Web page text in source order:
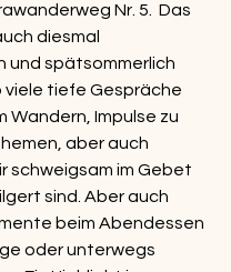
Nr. 5.  Das
diesmal
und spätsommerlich
viele tiefe Gespräche
Wandern, Impulse zu
aber auch
schweigsam im Gebet
sind. Aber auch
beim Abendessen
oder unterwegs